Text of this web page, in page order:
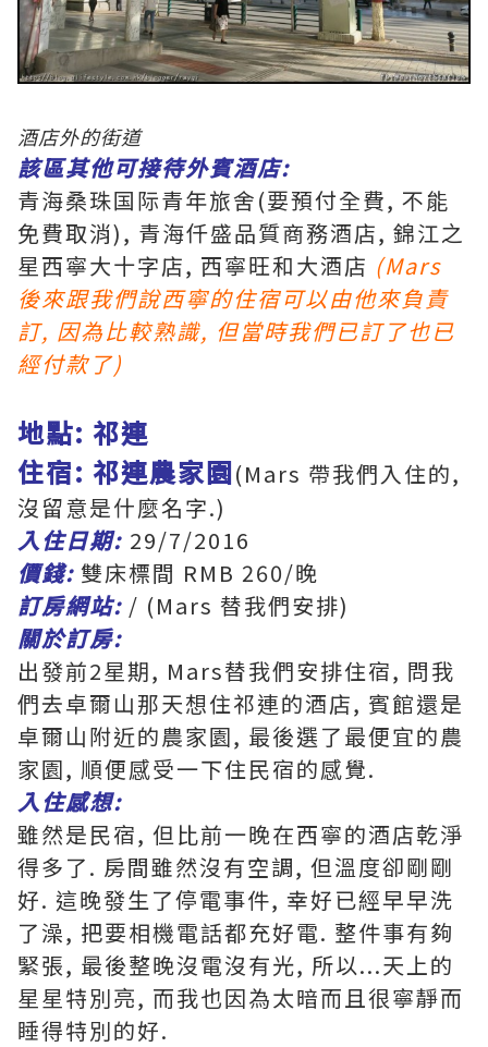
酒店外的街道
該區其他可接待外賓酒店:
青海桑珠国际青年旅舍(要預付全費, 不能
免費取消), 青海仟盛品質商務酒店, 錦江之
星西寧大十字店, 西寧旺和大酒店 (Mars
後來跟我們說西寧的住宿可以由他來負責
訂, 因為比較熟識, 但當時我們已訂了也已
經付款了)
地點: 祁連
住宿: 祁連農家園(Mars 帶我們入住的,
沒留意是什麼名字.)
入住日期: 29/7/2016
價錢: 雙床標間 RMB 260/晚
訂房網站: / (Mars 替我們安排)
關於訂房:
出發前2星期, Mars替我們安排住宿, 問我
們去卓爾山那天想住祁連的酒店, 賓館還是
卓爾山附近的農家園, 最後選了最便宜的農
家園, 順便感受一下住民宿的感覺.
入住感想:
雖然是民宿, 但比前一晚在西寧的酒店乾淨
得多了. 房間雖然沒有空調, 但溫度卻剛剛
好. 這晚發生了停電事件, 幸好已經早早洗
了澡, 把要相機電話都充好電. 整件事有夠
緊張, 最後整晚沒電沒有光, 所以...天上的
星星特別亮, 而我也因為太暗而且很寧靜而
睡得特別的好.